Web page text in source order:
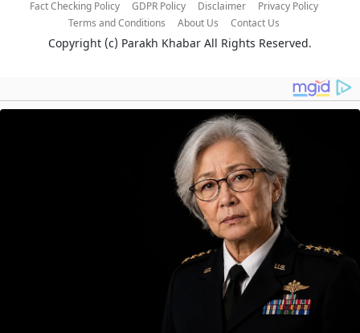
Fact Checking Policy
GDPR Policy Disclaimer
Privacy Policy
Terms and Conditions
About Us Contact Us
Copyright (c) Parakh Khabar All Rights Reserved.